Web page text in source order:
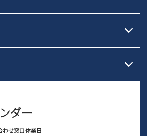
い上げで送料無料
は
てはご利用ガイドを
中！
用いただけるよう、サイズ交換の受付期
口休業日となります。
ダー
わせ窓口休業日